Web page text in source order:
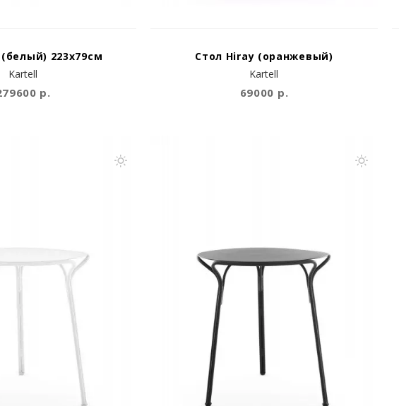
Kartell
223x79см
р.
Kartell
Стол Hiray (оранжевый)
69000 р.